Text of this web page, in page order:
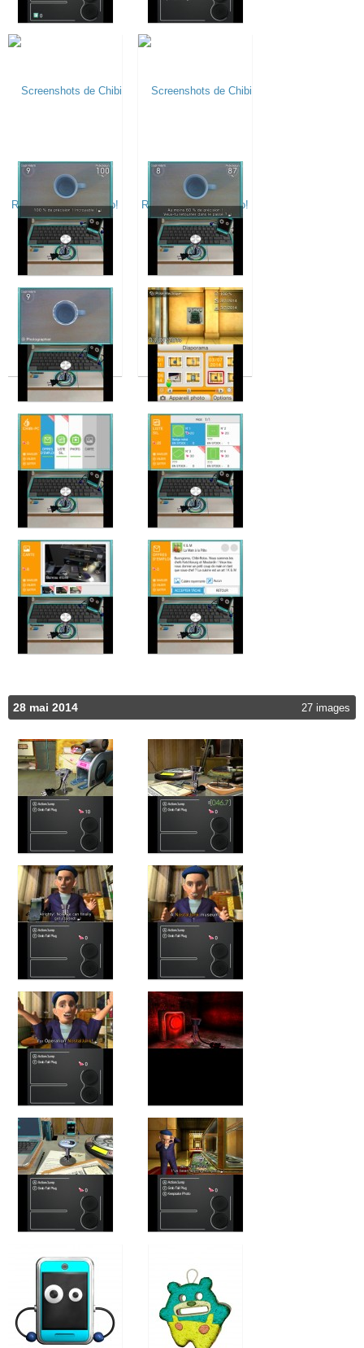
28 mai 2014 27 images